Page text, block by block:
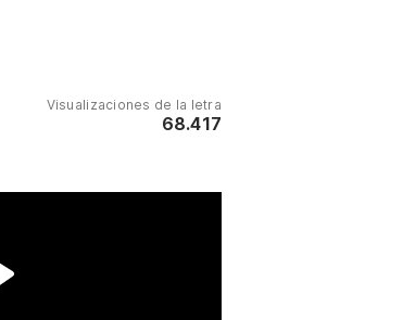
Visualizaciones de la letra
68.417